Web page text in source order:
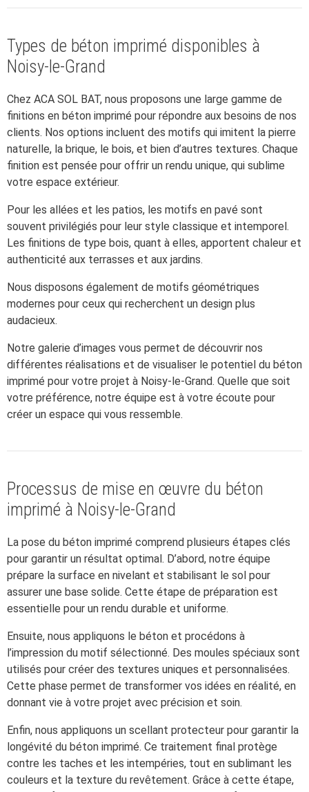
Types de béton imprimé disponibles à
Noisy-le-Grand
Chez ACA SOL BAT, nous proposons une large gamme de
finitions en béton imprimé pour répondre aux besoins de nos
clients. Nos options incluent des motifs qui imitent la pierre
naturelle, la brique, le bois, et bien d’autres textures. Chaque
finition est pensée pour offrir un rendu unique, qui sublime
votre espace extérieur.
Pour les allées et les patios, les motifs en pavé sont
souvent privilégiés pour leur style classique et intemporel.
Les finitions de type bois, quant à elles, apportent chaleur et
authenticité aux terrasses et aux jardins.
Nous disposons également de motifs géométriques
modernes pour ceux qui recherchent un design plus
audacieux.
Notre galerie d’images vous permet de découvrir nos
différentes réalisations et de visualiser le potentiel du béton
imprimé pour votre projet à Noisy-le-Grand. Quelle que soit
votre préférence, notre équipe est à votre écoute pour
créer un espace qui vous ressemble.
Processus de mise en œuvre du béton
imprimé à Noisy-le-Grand
La pose du béton imprimé comprend plusieurs étapes clés
pour garantir un résultat optimal. D’abord, notre équipe
prépare la surface en nivelant et stabilisant le sol pour
assurer une base solide. Cette étape de préparation est
essentielle pour un rendu durable et uniforme.
Ensuite, nous appliquons le béton et procédons à
l’impression du motif sélectionné. Des moules spéciaux sont
utilisés pour créer des textures uniques et personnalisées.
Cette phase permet de transformer vos idées en réalité, en
donnant vie à votre projet avec précision et soin.
Enfin, nous appliquons un scellant protecteur pour garantir la
longévité du béton imprimé. Ce traitement final protège
contre les taches et les intempéries, tout en sublimant les
couleurs et la texture du revêtement. Grâce à cette étape,